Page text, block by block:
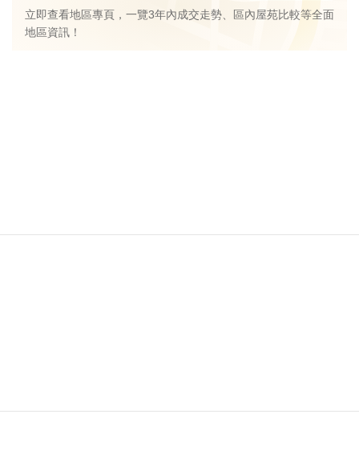
立即查看地區專頁，一覽3年內成交走勢、區內屋苑比較等全面
地區資訊！